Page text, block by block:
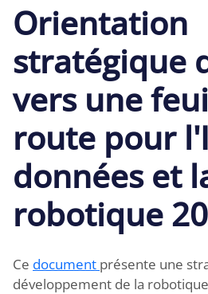
Orientation
stratégique
vers une
route pour
données et
robotique
Ce document présente une
développement de la